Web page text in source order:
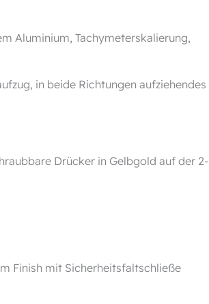
Aluminium, Tachymeter­skalierung,
in beide Richtungen aufziehendes
Drücker in Gelbgold auf der 2-
Finish mit Sicherheitsfaltschließe